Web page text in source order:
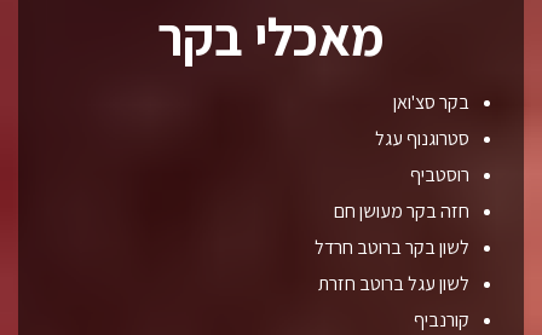
מאכלי בקר
בקר סצ'ואן
סטרוגנוף עגל
רוסטביף
חזה בקר מעושן חם
לשון בקר ברוטב חרדל
לשון עגל ברוטב חזרת
קורנביף